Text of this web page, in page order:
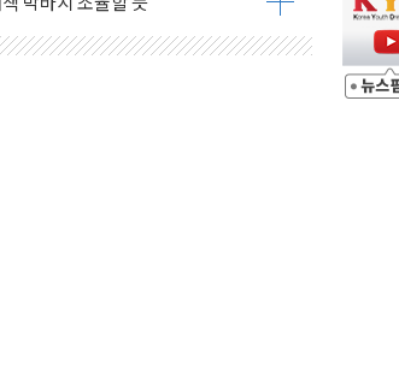
월 7일
순이익 21% 증가" 전망
토… 거짓 깃발 작전"
스턴디지털·샌디스크↓